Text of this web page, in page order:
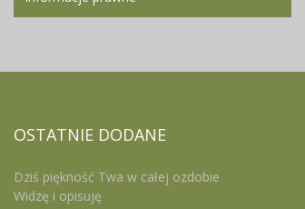
OSTATNIE DODANE
Dziś piękność Twa w całej ozdobie
Widzę i opisuję